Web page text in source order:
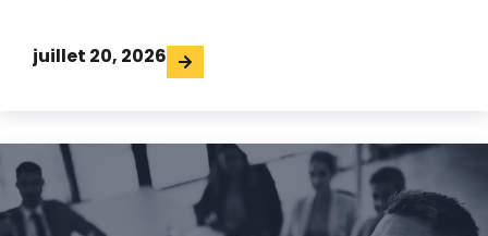
juillet 20, 2026